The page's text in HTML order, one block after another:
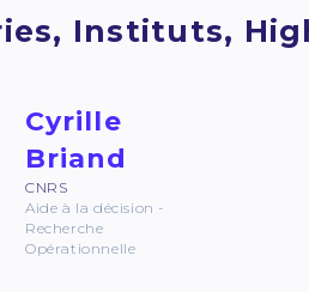
Instituts,
Cyrille
Briand
CNRS
Aide à la décision -
Recherche
Opérationnelle